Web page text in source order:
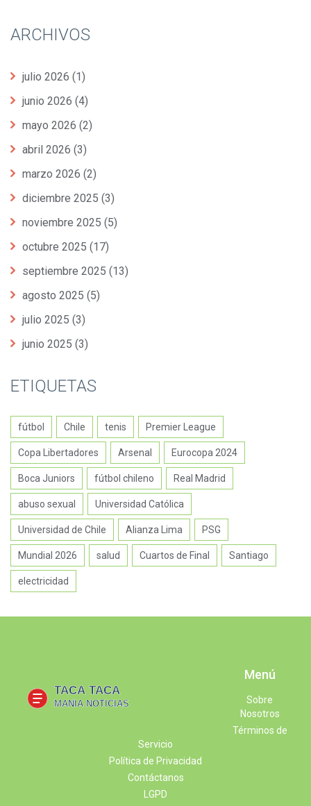
ARCHIVOS
julio 2026 (1)
junio 2026 (4)
mayo 2026 (2)
abril 2026 (3)
marzo 2026 (2)
diciembre 2025 (3)
noviembre 2025 (5)
octubre 2025 (17)
septiembre 2025 (13)
agosto 2025 (5)
julio 2025 (3)
junio 2025 (3)
ETIQUETAS
fútbol Chile tenis Premier League
Copa Libertadores Arsenal Eurocopa 2024
Boca Juniors fútbol chileno Real Madrid
abuso sexual Universidad Católica
Universidad de Chile Alianza Lima PSG
Mundial 2026 salud Cuartos de Final Santiago
electricidad
Menú
Sobre
Nosotros
Términos de
Servicio
Política de Privacidad
Contáctanos
LGPD